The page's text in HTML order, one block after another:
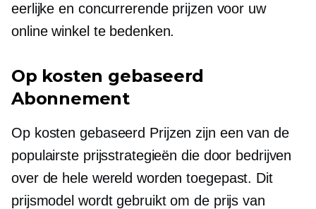
eerlijke en concurrerende prijzen voor uw
online winkel te bedenken.
Op kosten gebaseerd
Abonnement
Op kosten gebaseerd Prijzen zijn een van de
populairste prijsstrategieën die door bedrijven
over de hele wereld worden toegepast. Dit
prijsmodel wordt gebruikt om de prijs van